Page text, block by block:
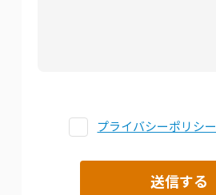
プライバシーポリシー